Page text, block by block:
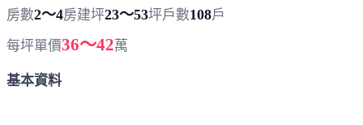
房數2～4房建坪23～53坪戶數108戶
每坪單價36～42萬
基本資料